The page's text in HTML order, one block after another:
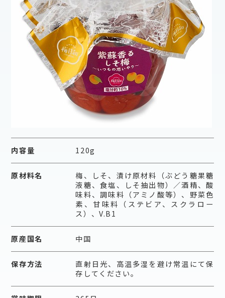
内容量 120g
原材料名
梅、しそ、漬け原材料（ぶどう糖果糖
液糖、食塩、しそ抽出物）／酒精、酸
味料、調味料（アミノ酸等）、野菜色
素、甘味料（ステビア、スクラロー
ス）、V.B1
原産国名 中国
保存方法
直射日光、高温多湿を避け常温にて保
存してください。